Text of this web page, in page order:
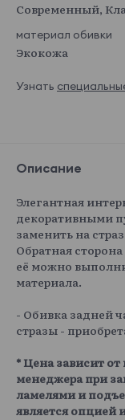
Современный,
материал обивки
Экокожа
Узнать
Описание
Элегантная
декоративными
заменить на
Обратная
её можно
материала.
- Обивка задней
стразы -
* Цена зависит
менеджера при
ламелями и
является опцией